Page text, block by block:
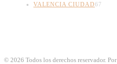
VALENCIA CIUDAD67
© 2026 Todos los derechos reservador. Por